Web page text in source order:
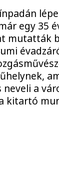
egy 35
mutatták
neveli a
kitartó